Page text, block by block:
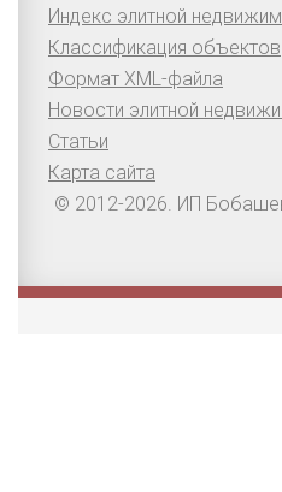
Индекс элитной
Классификация объектов
Формат XML-файла
Новости элитной
Статьи
Карта сайта
© 2012-2026. ИП